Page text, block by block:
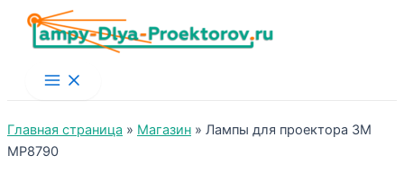
Main
Menu
Главная страница » Магазин » Лампы для проектора 3M
MP8790